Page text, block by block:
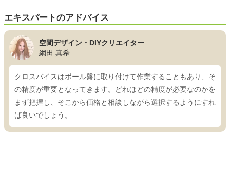
エキスパートのアドバイス
空間デザイン・DIYクリエイター
網田 真希
クロスバイスはボール盤に取り付けて作業することもあり、そ
の精度が重要となってきます。どれほどの精度が必要なのかを
まず把握し、そこから価格と相談しながら選択するようにすれ
ば良いでしょう。